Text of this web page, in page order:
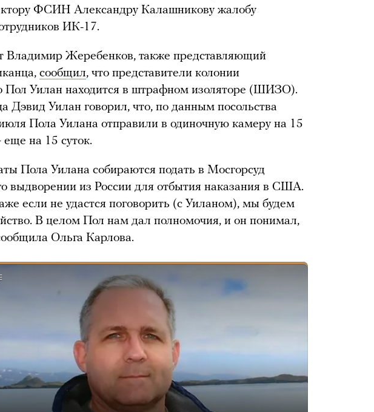
ФСИН Александру Калашникову жалобу
ИК-17.
Владимир Жеребенков, также представляющий
сообщил, что представители колонии
Пол Уилан находится в штрафном изоляторе (ШИЗО).
Дэвид Уилан говорил, что, по данным посольства
Пола Уилана отправили в одиночную камеру на 15
еще на 15 суток.
Пола Уилана собираются подать в Мосгорсуд
выдворении из России для отбытия наказания в США.
если не удастся поговорить (с Уиланом), мы будем
В целом Пол нам дал полномочия, и он понимал,
Ольга Карлова.